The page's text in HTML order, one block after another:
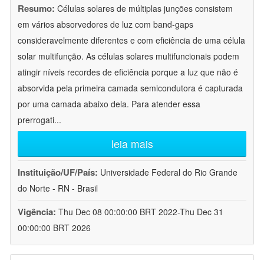
Resumo: Células solares de múltiplas junções consistem
em vários absorvedores de luz com band-gaps
consideravelmente diferentes e com eficiência de uma célula
solar multifunção. As células solares multifuncionais podem
atingir níveis recordes de eficiência porque a luz que não é
absorvida pela primeira camada semicondutora é capturada
por uma camada abaixo dela. Para atender essa
prerrogati...
leia mais
Instituição/UF/País: Universidade Federal do Rio Grande
do Norte - RN - Brasil
Vigência: Thu Dec 08 00:00:00 BRT 2022-Thu Dec 31
00:00:00 BRT 2026